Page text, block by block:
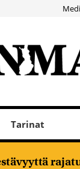
Tarinat